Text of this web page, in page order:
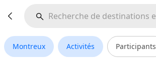
Montreux Activités Participants